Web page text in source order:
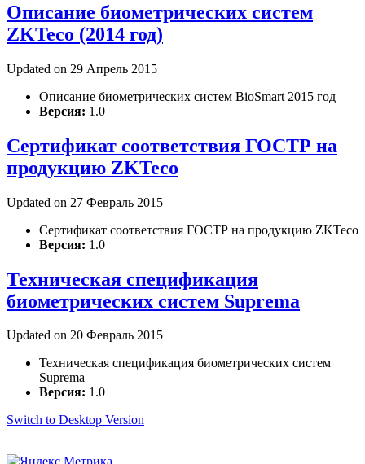
Описание биометрических систем
ZKTeco (2014 год)
Updated on 29 Апрель 2015
Описание биометрических систем BioSmart 2015 год
Версия: 1.0
Сертификат соответствия ГОСТР на
продукцию ZKTeco
Updated on 27 Февраль 2015
Сертификат соответствия ГОСТР на продукцию ZKTeco
Версия: 1.0
Техническая спецификация
биометрических систем Suprema
Updated on 20 Февраль 2015
Техническая спецификация биометрических систем
Suprema
Версия: 1.0
Switch to Desktop Version